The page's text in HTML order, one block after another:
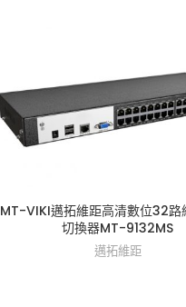
MT-VIKI邁拓維距高清數位32路
切換器MT-9132MS
邁拓維距